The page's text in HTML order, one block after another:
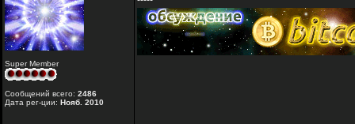
Super Member
Сообщений всего: 2486
Дата рег-ции: Нояб. 2010